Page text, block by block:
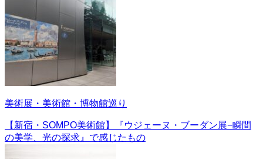
美術展・美術館・博物館巡り
【新宿・SOMPO美術館】『ウジェーヌ・ブーダン展−瞬間
の美学、光の探求』で感じたもの